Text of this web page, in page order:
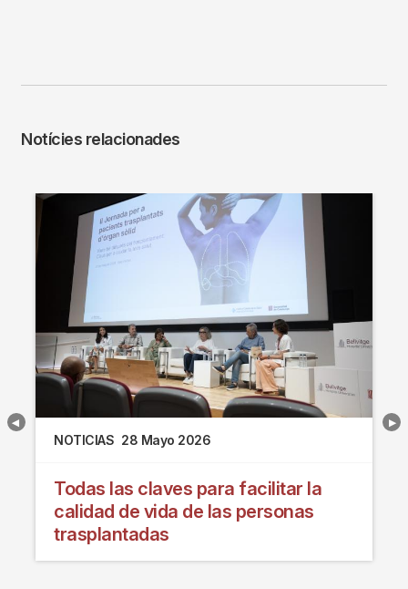
Notícies relacionades
NOTICIAS 28 Mayo 2026
Todas las claves para facilitar la
calidad de vida de las personas
trasplantadas